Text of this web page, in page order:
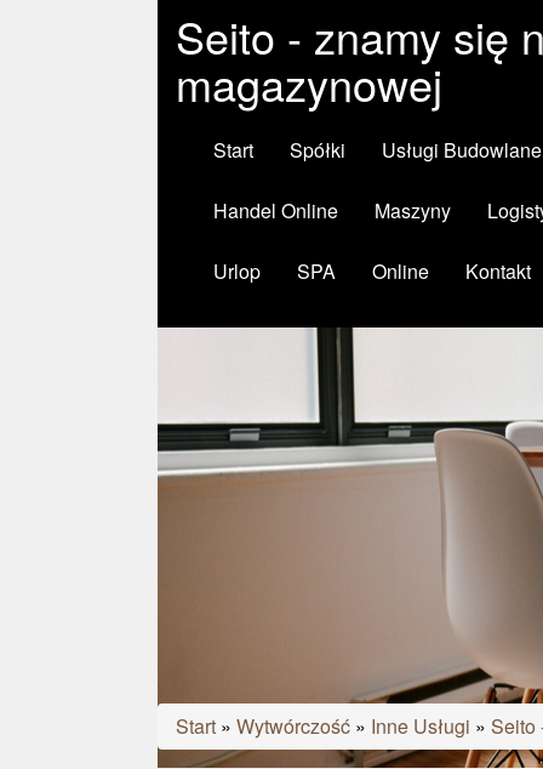
Seito - znamy się
magazynowej
Start Spółki Usługi Budowlane
Handel Online Maszyny
Urlop SPA Online Kontakt
Start » Wytwórczość » Inne Usługi » Seito